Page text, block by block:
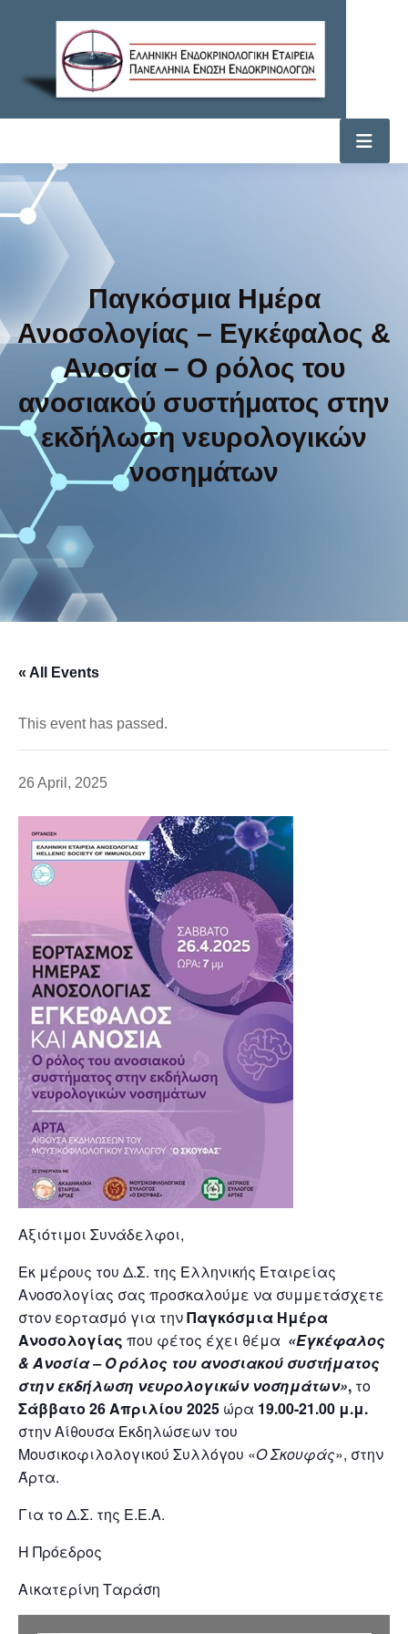
Παγκόσμια Ημέρα
Ανοσολογίας – Εγκέφαλος &
Ανοσία – Ο ρόλος του
ανοσιακού συστήματος στην
εκδήλωση νευρολογικών
νοσημάτων
« All Events
This event has passed.
26 April, 2025
Αξιότιμοι Συνάδελφοι,
Εκ μέρους του Δ.Σ. της Ελληνικής Εταιρείας
Ανοσολογίας σας προσκαλούμε να συμμετάσχετε
στον εορτασμό για τηνΠαγκόσμια Ημέρα
Ανοσολογίας που φέτος έχει θέμα «Εγκέφαλος
& Ανοσία – Ο ρόλος του ανοσιακού συστήματος
στην εκδήλωση νευρολογικών νοσημάτων», το
Σάββατο 26 Απριλίου 2025 ώρα 19.00-21.00 μ.μ.
στην Αίθουσα Εκδηλώσεων του
Μουσικοφιλολογικού Συλλόγου «Ο Σκουφάς», στην
Άρτα.
Για το Δ.Σ. της Ε.Ε.Α.
Η Πρόεδρος
Αικατερίνη Ταράση